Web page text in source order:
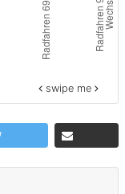
swipe me